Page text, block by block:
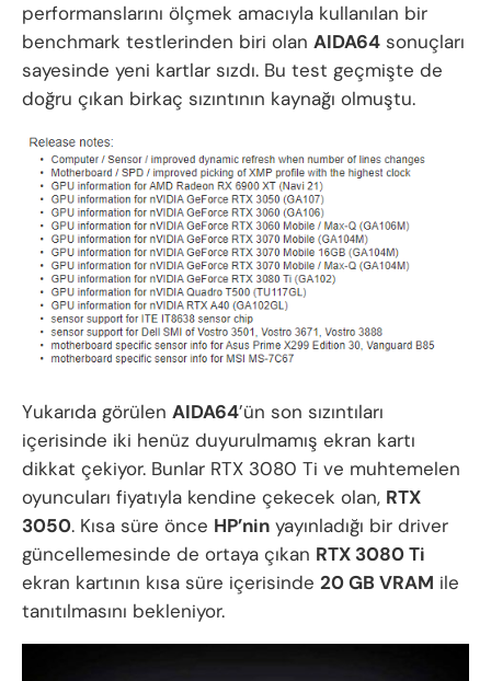
performanslarını ölçmek amacıyla kullanılan bir
benchmark testlerinden biri olan AIDA64 sonuçları
sayesinde yeni kartlar sızdı. Bu test geçmişte de
doğru çıkan birkaç sızıntının kaynağı olmuştu.
Yukarıda görülen AIDA64’ün son sızıntıları
içerisinde iki henüz duyurulmamış ekran kartı
dikkat çekiyor. Bunlar RTX 3080 Ti ve muhtemelen
oyuncuları fiyatıyla kendine çekecek olan, RTX
3050. Kısa süre önce HP’nin yayınladığı bir driver
güncellemesinde de ortaya çıkan RTX 3080 Ti
ekran kartının kısa süre içerisinde 20 GB VRAM ile
tanıtılmasını bekleniyor.